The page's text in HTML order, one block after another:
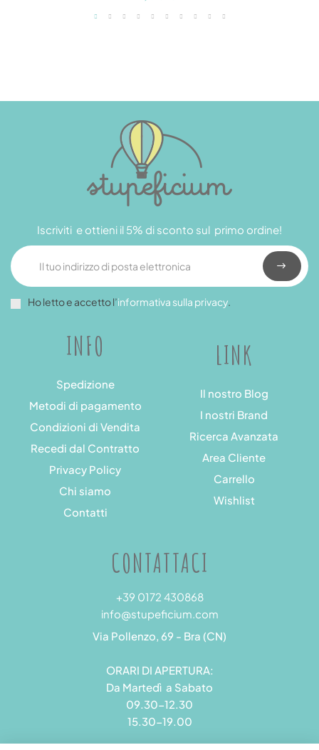
INFO
Spedizione
Metodi di pagamento
Condizioni di Vendita
Recedi dal Contratto
Privacy Policy
Chi siamo
Contatti
LINK
Il nostro Blog
I nostri Brand
Ricerca Avanzata
Area Cliente
Carrello
Wishlist
Iscriviti e ottieni il 5% di sconto sul primo ordine!
Ho letto e accetto l’informativa sulla privacy.
CONTATTACI
+39 0172 430868
info@stupeficium.com
Via Pollenzo, 69 - Bra (CN)
ORARI DI APERTURA:
Da Martedì a Sabato
09.30-12.30
15.30-19.00